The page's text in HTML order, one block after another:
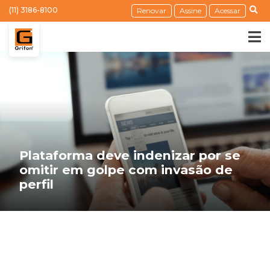
(11) 3186-8100 Renovar Assine Acessar
Plataforma deve indenizar por se
omitir em golpe com invasão de
perfil